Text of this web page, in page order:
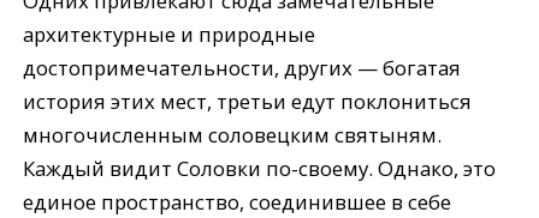
архитектурные и природные
достопримечательности, других — богатая
история этих мест, третьи едут поклониться
многочисленным соловецким святыням.
Каждый видит Соловки по-своему. Однако, это
единое пространство, соединившее в себе